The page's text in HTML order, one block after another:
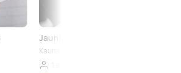
Jauninamoji veido ir kaklo procedūra
Kaunas